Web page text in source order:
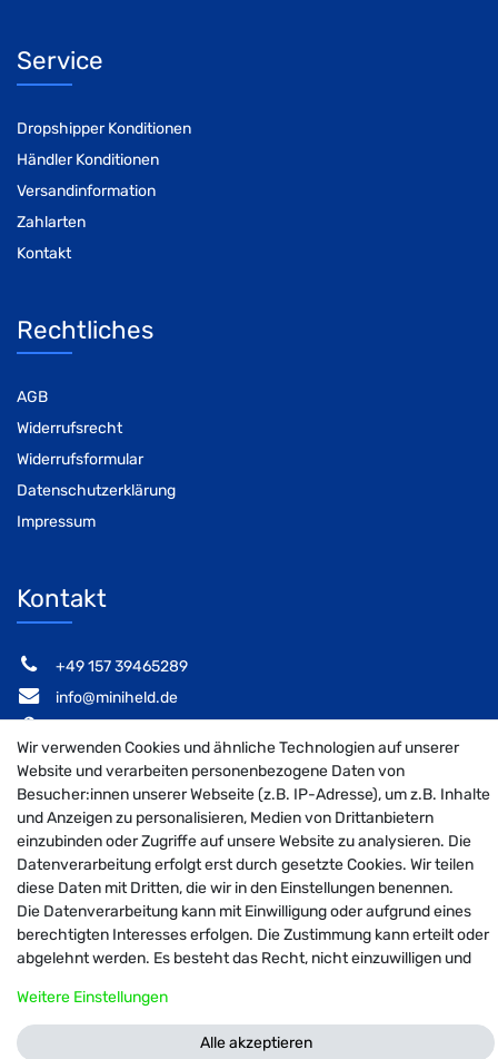
Service
Dropshipper Konditionen
Händler Konditionen
Versandinformation
Zahlarten
Kontakt
Rechtliches
AGB
Widerrufsrecht
Widerrufsformular
Datenschutzerklärung
Impressum
Kontakt
‭+49 157 39465289‬
info@miniheld.de
MiniHeld B2B auf Facebook
MiniHeld B2B auf Instagram!
MiniHeld B2B auf Pintarest
© 2026 MiniHeld B2B
| Design by neoprisma
Alle Preise inkl. MwSt., zzgl. Versandkosten
Wir verwenden Cookies und ähnliche Technologien auf unserer
Website und verarbeiten personenbezogene Daten von
Besucher:innen unserer Webseite (z.B. IP-Adresse), um z.B. Inhalte
und Anzeigen zu personalisieren, Medien von Drittanbietern
einzubinden oder Zugriffe auf unsere Website zu analysieren. Die
Datenverarbeitung erfolgt erst durch gesetzte Cookies. Wir teilen
diese Daten mit Dritten, die wir in den Einstellungen benennen.
Die Datenverarbeitung kann mit Einwilligung oder aufgrund eines
berechtigten Interesses erfolgen. Die Zustimmung kann erteilt oder
abgelehnt werden. Es besteht das Recht, nicht einzuwilligen und
widerrufen. Weitere Informationen zur Verwendung
personenbezogener Daten und den Diensten erklären wir in unserer
Daten­schutz­erklärung
Weitere Einstellungen
Alle akzeptieren